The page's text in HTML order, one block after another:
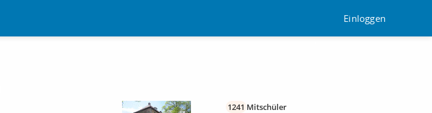
Einloggen
1241 Mitschüler